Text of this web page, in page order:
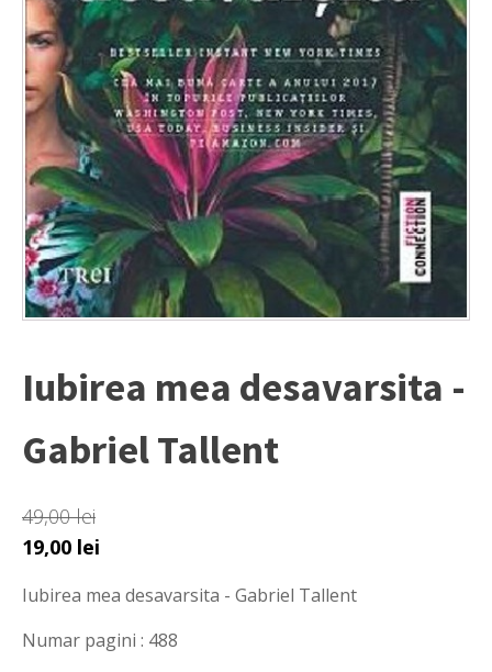
Iubirea mea desavarsita -
Gabriel Tallent
49,00lei
Prețul
a
fost:
19,00 lei
este:
19,00 lei.
Iubirea mea desavarsita - Gabriel Tallent
Numar pagini : 488